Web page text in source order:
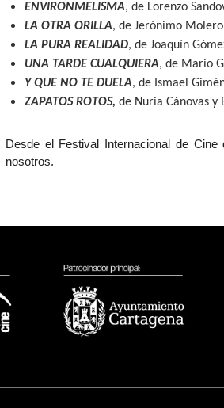
ENVIRONMELISMA, de Lorenzo
LA OTRA ORILLA, de Jerónimo Molero
LA PURA REALIDAD, de Joaquín
UNA TARDE CUALQUIERA, de Mario
Y QUE NO TE DUELA, de Ismael
ZAPATOS ROTOS, de Nuria Cánovas y
Desde el Festival Internacional de
nosotros.